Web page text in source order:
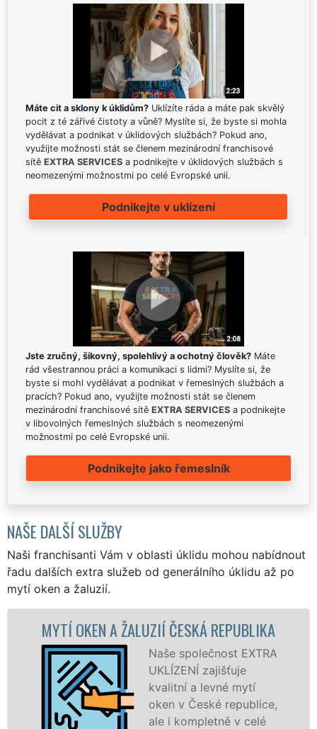
Máte cit a sklony k úklidům? Uklízíte ráda a máte pak skvělý
pocit z té zářivé čistoty a vůně? Myslíte si, že byste si mohla
vydělávat a podnikat v úklidových službách? Pokud ano,
využijte možnosti stát se členem mezinárodní franchisové
sítě EXTRA SERVICES a podnikejte v úklidových službách s
neomezenými možnostmi po celé Evropské unii.
Podnikejte v uklízení
Jste zručný, šikovný, spolehlivý a ochotný člověk? Máte
rád všestrannou práci a komunikaci s lidmi? Myslíte si, že
byste si mohl vydělávat a podnikat v řemeslných službách a
pracích? Pokud ano, využijte možnosti stát se členem
mezinárodní franchisové sítě EXTRA SERVICES a podnikejte
v libovolných řemeslných službách s neomezenými
možnostmi po celé Evropské unii.
Podnikejte jako řemeslník
NAŠE DALŠÍ SLUŽBY
Naši franchisanti Vám v oblasti úklidu mohou nabídnout
řadu dalších extra služeb od generálního úklidu až po
mytí oken a žaluzií.
ČESKÁ REPUBLIKA
Naše společnost EXTRA
UKLÍZENÍ zajišťuje
kvalitní a levné mytí
oken v České republice,
ale i kompletně v celé
MYTÍ